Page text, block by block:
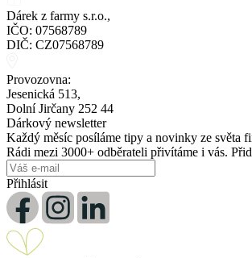
Dárek z farmy s.r.o.,
IČO: 07568789
DIČ: CZ07568789
Provozovna:
Jesenická 513,
Dolní Jirčany 252 44
Dárkový newsletter
Každý měsíc posíláme tipy a novinky ze světa
Rádi mezi 3000+ odběrateli přivítáme i vás.
Přihlásit